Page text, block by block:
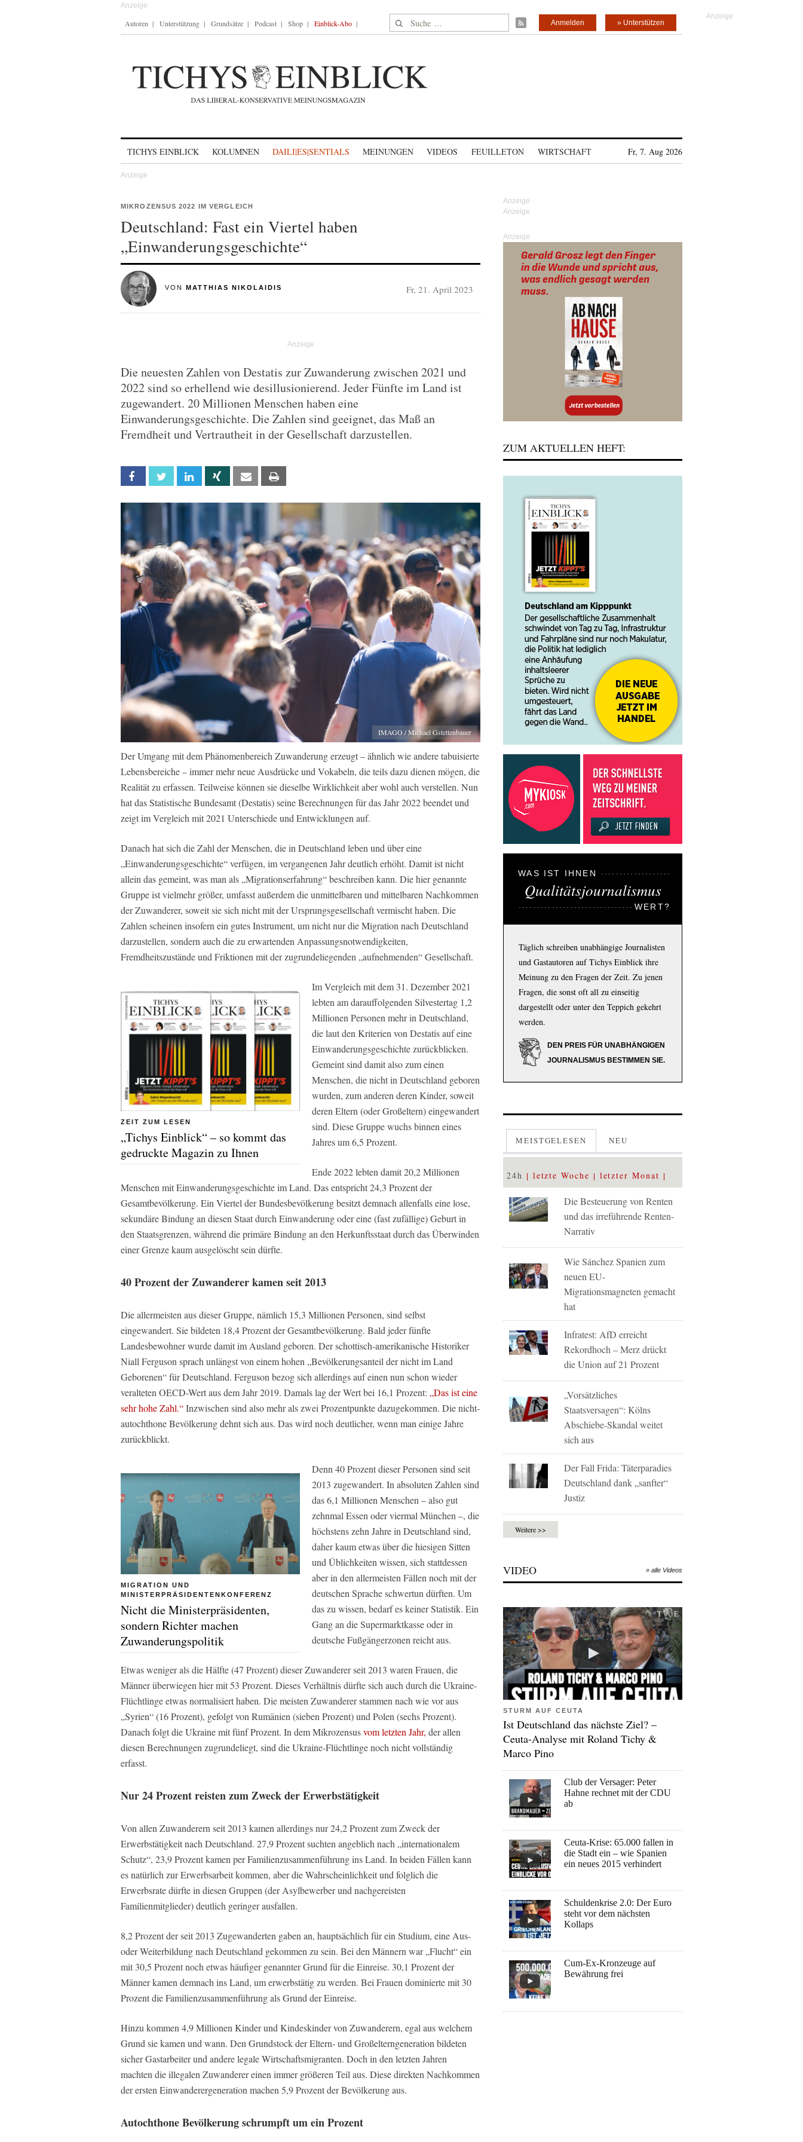
Autoren Unterstützung Grundsätze Podcast Shop Einblick-Abo Suche nach: » Unterstützen
Anmelden
TICHYS EINBLICK KOLUMNEN DAILI|ES|SENTIALS MEINUNGEN VIDEOS FEUILLETON WIRTSCHAFT Fr, 7. Aug 2026
MIKROZENSUS 2022 IM VERGLEICH
Deutschland: Fast ein Viertel haben
„Einwanderungsgeschichte“
VON MATTHIAS NIKOLAIDIS Fr, 21. April 2023
Die neuesten Zahlen von Destatis zur Zuwanderung zwischen 2021 und
2022 sind so erhellend wie desillusionierend. Jeder Fünfte im Land ist
zugewandert. 20 Millionen Menschen haben eine
Einwanderungsgeschichte. Die Zahlen sind geeignet, das Maß an
Fremdheit und Vertrautheit in der Gesellschaft darzustellen.
Facebook Twitter Linkedin Xing Email
IMAGO / Michael Gstettenbauer
Der Umgang mit dem Phänomenbereich Zuwanderung erzeugt – ähnlich wie andere tabuisierte
Lebensbereiche – immer mehr neue Ausdrücke und Vokabeln, die teils dazu dienen mögen, die
Realität zu erfassen. Teilweise können sie dieselbe Wirklichkeit aber wohl auch verstellen. Nun
hat das Statistische Bundesamt (Destatis) seine Berechnungen für das Jahr 2022 beendet und
zeigt im Vergleich mit 2021 Unterschiede und Entwicklungen auf.
Danach hat sich die Zahl der Menschen, die in Deutschland leben und über eine
„Einwanderungsgeschichte“ verfügen, im vergangenen Jahr deutlich erhöht. Damit ist nicht
allein das gemeint, was man als „Migrationserfahrung“ beschreiben kann. Die hier genannte
Gruppe ist vielmehr größer, umfasst außerdem die unmittelbaren und mittelbaren Nachkommen
der Zuwanderer, soweit sie sich nicht mit der Ursprungsgesellschaft vermischt haben. Die
Zahlen scheinen insofern ein gutes Instrument, um nicht nur die Migration nach Deutschland
darzustellen, sondern auch die zu erwartenden Anpassungsnotwendigkeiten,
Fremdheitszustände und Friktionen mit der zugrundeliegenden „aufnehmenden“ Gesellschaft.
ZEIT ZUM LESEN
„Tichys Einblick“ – so kommt das
gedruckte Magazin zu Ihnen
Im Vergleich mit dem 31. Dezember 2021
lebten am darauffolgenden Silvestertag 1,2
Millionen Personen mehr in Deutschland,
die laut den Kriterien von Destatis auf eine
Einwanderungsgeschichte zurückblicken.
Gemeint sind damit also zum einen
Menschen, die nicht in Deutschland geboren
wurden, zum anderen deren Kinder, soweit
deren Eltern (oder Großeltern) eingewandert
sind. Diese Gruppe wuchs binnen eines
Jahres um 6,5 Prozent.
Ende 2022 lebten damit 20,2 Millionen
Menschen mit Einwanderungsgeschichte im Land. Das entspricht 24,3 Prozent der
Gesamtbevölkerung. Ein Viertel der Bundesbevölkerung besitzt demnach allenfalls eine lose,
sekundäre Bindung an diesen Staat durch Einwanderung oder eine (fast zufällige) Geburt in
den Staatsgrenzen, während die primäre Bindung an den Herkunftsstaat durch das Überwinden
einer Grenze kaum ausgelöscht sein dürfte.
40 Prozent der Zuwanderer kamen seit 2013
Die allermeisten aus dieser Gruppe, nämlich 15,3 Millionen Personen, sind selbst
eingewandert. Sie bildeten 18,4 Prozent der Gesamtbevölkerung. Bald jeder fünfte
Landesbewohner wurde damit im Ausland geboren. Der schottisch-amerikanische Historiker
Niall Ferguson sprach unlängst von einem hohen „Bevölkerungsanteil der nicht im Land
Geborenen“ für Deutschland. Ferguson bezog sich allerdings auf einen nun schon wieder
veralteten OECD-Wert aus dem Jahr 2019. Damals lag der Wert bei 16,1 Prozent: „Das ist eine
sehr hohe Zahl.“Inzwischen sind also mehr als zwei Prozentpunkte dazugekommen. Die nicht-
autochthone Bevölkerung dehnt sich aus. Das wird noch deutlicher, wenn man einige Jahre
zurückblickt.
MIGRATION UND
MINISTERPRÄSIDENTENKONFERENZ
Nicht die Ministerpräsidenten,
sondern Richter machen
Zuwanderungspolitik
Denn 40 Prozent dieser Personen sind seit
2013 zugewandert. In absoluten Zahlen sind
das 6,1 Millionen Menschen – also gut
zehnmal Essen oder viermal München –, die
höchstens zehn Jahre in Deutschland sind,
daher kaum etwas über die hiesigen Sitten
und Üblichkeiten wissen, sich stattdessen
aber in den allermeisten Fällen noch mit der
deutschen Sprache schwertun dürften. Um
das zu wissen, bedarf es keiner Statistik. Ein
Gang an die Supermarktkasse oder in
deutsche Fußgängerzonen reicht aus.
Etwas weniger als die Hälfte (47 Prozent) dieser Zuwanderer seit 2013 waren Frauen, die
Männer überwiegen hier mit 53 Prozent. Dieses Verhältnis dürfte sich auch durch die Ukraine-
Flüchtlinge etwas normalisiert haben. Die meisten Zuwanderer stammen nach wie vor aus
„Syrien“ (16 Prozent), gefolgt von Rumänien (sieben Prozent) und Polen (sechs Prozent).
Danach folgt die Ukraine mit fünf Prozent. In dem Mikrozensusvom letzten Jahr, der allen
diesen Berechnungen zugrundeliegt, sind die Ukraine-Flüchtlinge noch nicht vollständig
erfasst.
Nur 24 Prozent reisten zum Zweck der Erwerbstätigkeit
Von allen Zuwanderern seit 2013 kamen allerdings nur 24,2 Prozent zum Zweck der
Erwerbstätigkeit nach Deutschland. 27,9 Prozent suchten angeblich nach „internationalem
Schutz“, 23,9 Prozent kamen per Familienzusammenführung ins Land. In beiden Fällen kann
es natürlich zur Erwerbsarbeit kommen, aber die Wahrscheinlichkeit und folglich die
Erwerbsrate dürfte in diesen Gruppen (der Asylbewerber und nachgereisten
Familienmitglieder) deutlich geringer ausfallen.
8,2 Prozent der seit 2013 Zugewanderten gaben an, hauptsächlich für ein Studium, eine Aus-
oder Weiterbildung nach Deutschland gekommen zu sein. Bei den Männern war „Flucht“ ein
mit 30,5 Prozent noch etwas häufiger genannter Grund für die Einreise. 30,1 Prozent der
Männer kamen demnach ins Land, um erwerbstätig zu werden. Bei Frauen dominierte mit 30
Prozent die Familienzusammenführung als Grund der Einreise.
Hinzu kommen 4,9 Millionen Kinder und Kindeskinder von Zuwanderern, egal aus welchem
Grund sie kamen und wann. Den Grundstock der Eltern- und Großelterngeneration bildeten
sicher Gastarbeiter und andere legale Wirtschaftsmigranten. Doch in den letzten Jahren
machten die illegalen Zuwanderer einen immer größeren Teil aus. Diese direkten Nachkommen
der ersten Einwanderergeneration machen 5,9 Prozent der Bevölkerung aus.
Autochthone Bevölkerung schrumpft um ein Prozent
Anzeige
ZUM AKTUELLEN HEFT:
WAS IST IHNEN
Qualitätsjournalismus
WERT?
Täglich schreiben unabhängige Journalisten
und Gastautoren auf Tichys Einblick ihre
Meinung zu den Fragen der Zeit. Zu jenen
Fragen, die sonst oft all zu einseitig
dargestellt oder unter den Teppich gekehrt
werden.
DEN PREIS FÜR UNABHÄNGIGEN
JOURNALISMUS BESTIMMEN SIE.
MEISTGELESEN NEU
24h letzte Woche letzter Monat
Die Besteuerung von Renten
und das irreführende Renten-
Narrativ
Wie Sánchez Spanien zum
neuen EU-
Migrationsmagneten gemacht
hat
Infratest: AfD erreicht
Rekordhoch – Merz drückt
die Union auf 21 Prozent
„Vorsätzliches
Staatsversagen“: Kölns
Abschiebe-Skandal weitet
sich aus
Der Fall Frida: Täterparadies
Deutschland dank „sanfter“
Justiz
Weitere >>
VIDEO » alle Videos
STURM AUF CEUTA
Ist Deutschland das nächste Ziel? –
Ceuta-Analyse mit Roland Tichy &
Marco Pino
Club der Versager: Peter
Hahne rechnet mit der CDU
ab
Ceuta-Krise: 65.000 fallen in
die Stadt ein – wie Spanien
ein neues 2015 verhindert
Schuldenkrise 2.0: Der Euro
steht vor dem nächsten
Kollaps
Cum-Ex-Kronzeuge auf
Bewährung frei